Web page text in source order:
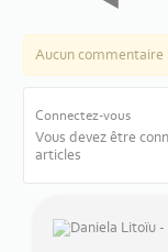
Aucun
Connectez-vous
Vous devez être
articles